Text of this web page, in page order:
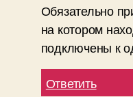
Обязательно
на котором
подключены к
Ответить